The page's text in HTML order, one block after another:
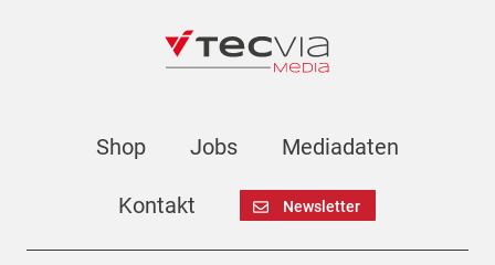
Shop Jobs Mediadaten
Kontakt Newsletter